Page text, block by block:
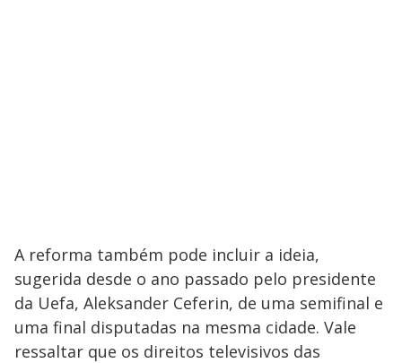
A reforma também pode incluir a ideia,
sugerida desde o ano passado pelo presidente
da Uefa, Aleksander Ceferin, de uma semifinal e
uma final disputadas na mesma cidade. Vale
ressaltar que os direitos televisivos das